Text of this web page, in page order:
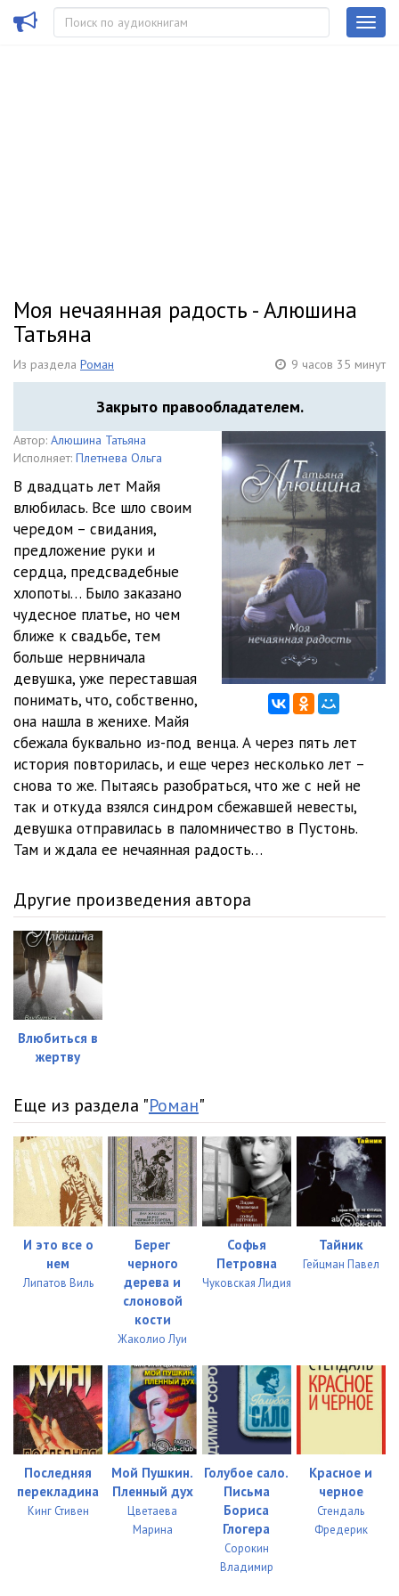
Моя нечаянная радость - Алюшина
Татьяна
Из раздела Роман 9 часов 35 минут
Закрыто правообладателем.
Автор: Алюшина Татьяна
Исполняет: Плетнева Ольга
В двадцать лет Майя
влюбилась. Все шло своим
чередом – свидания,
предложение руки и
сердца, предсвадебные
хлопоты… Было заказано
чудесное платье, но чем
ближе к свадьбе, тем
больше нервничала
девушка, уже переставшая
понимать, что, собственно,
она нашла в женихе. Майя
сбежала буквально из-под венца. А через пять лет
история повторилась, и еще через несколько лет –
снова то же. Пытаясь разобраться, что же с ней не
так и откуда взялся синдром сбежавшей невесты,
девушка отправилась в паломничество в Пустонь.
Там и ждала ее нечаянная радость…
Другие произведения автора
Влюбиться в
жертву
Еще из раздела "Роман"
И это все о
нем
Липатов Виль
Берег
черного
дерева и
слоновой
кости
Жаколио Луи
Софья
Петровна
Чуковская Лидия
Тайник
Гейцман Павел
Последняя
перекладина
Кинг Стивен
Мой Пушкин.
Пленный дух
Цветаева
Марина
Голубое сало.
Письма
Бориса
Глогера
Сорокин
Владимир
Красное и
черное
Стендаль
Фредерик